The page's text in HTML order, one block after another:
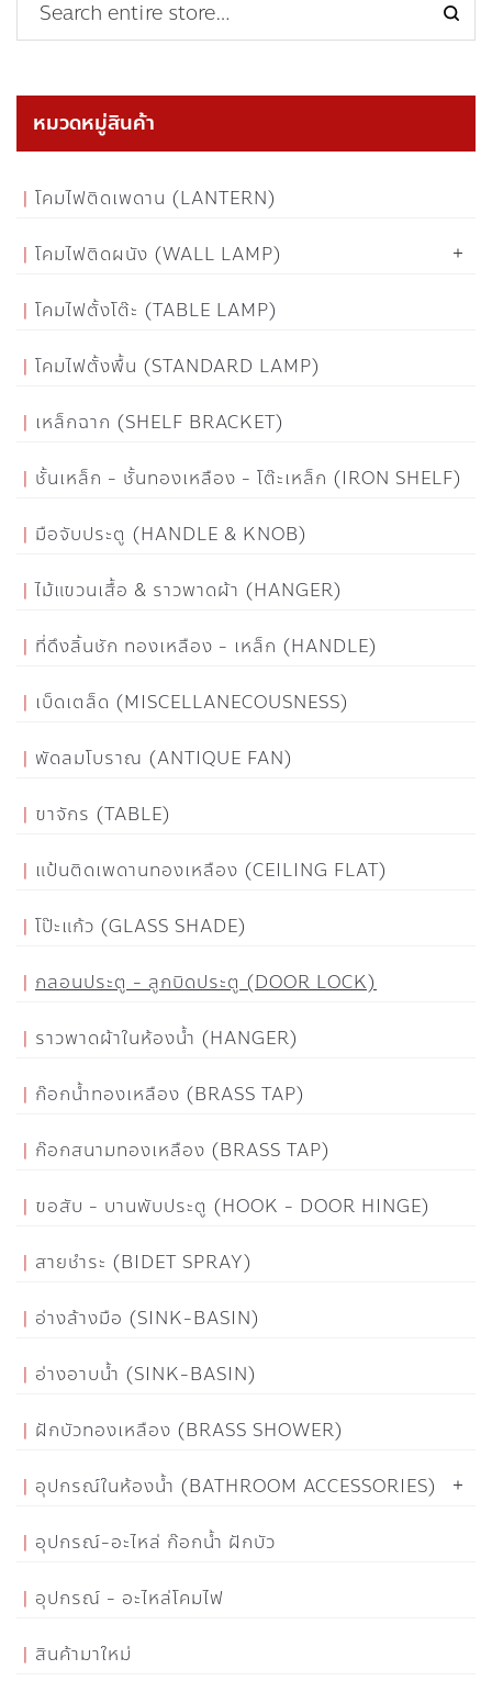
หมวดหมู่สินค้า
โคมไฟติดเพดาน (LANTERN)
โคมไฟติดผนัง (WALL LAMP)
โคมไฟตั้งโต๊ะ (TABLE LAMP)
โคมไฟตั้งพื้น (STANDARD LAMP)
เหล็กฉาก (SHELF BRACKET)
ชั้นเหล็ก - ชั้นทองเหลือง - โต๊ะเหล็ก (IRON SHELF)
มือจับประตู (HANDLE & KNOB)
ไม้แขวนเสื้อ & ราวพาดผ้า (HANGER)
ที่ดึงลิ้นชัก ทองเหลือง - เหล็ก (HANDLE)
เบ็ดเตล็ด (MISCELLANECOUSNESS)
พัดลมโบราณ (ANTIQUE FAN)
ขาจักร (TABLE)
แป้นติดเพดานทองเหลือง (CEILING FLAT)
โป๊ะแก้ว (GLASS SHADE)
กลอนประตู - ลูกบิดประตู (DOOR LOCK)
ราวพาดผ้าในห้องน้ำ (HANGER)
ก๊อกน้ำทองเหลือง (BRASS TAP)
ก๊อกสนามทองเหลือง (BRASS TAP)
ขอสับ - บานพับประตู (HOOK - DOOR HINGE)
สายชำระ (BIDET SPRAY)
อ่างล้างมือ (SINK-BASIN)
อ่างอาบน้ำ (SINK-BASIN)
ฝักบัวทองเหลือง (BRASS SHOWER)
อุปกรณ์ในห้องน้ำ (BATHROOM ACCESSORIES)
อุปกรณ์-อะไหล่ ก๊อกน้ำ ฝักบัว
อุปกรณ์ - อะไหล่โคมไฟ
สินค้ามาใหม่